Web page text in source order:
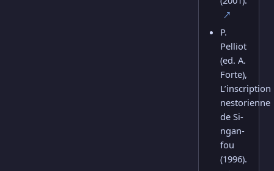
↗
P.
Pelliot
(ed. A.
Forte),
L’inscription
nestorienne
de Si-
ngan-
fou
(1996).